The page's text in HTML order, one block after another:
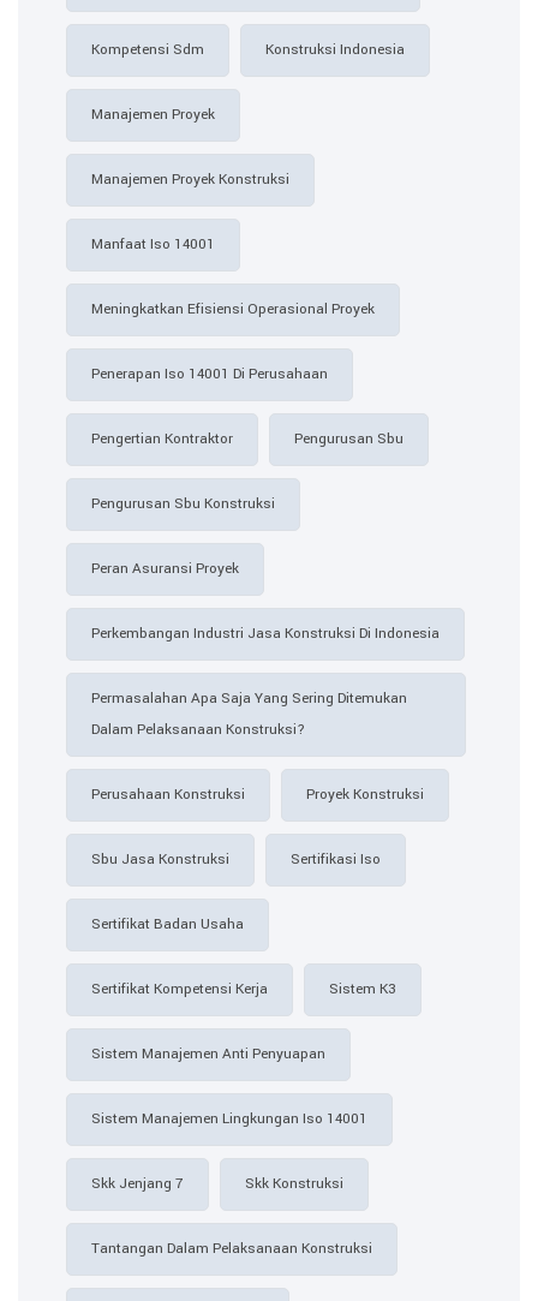
Kompetensi Sdm Konstruksi Indonesia
Manajemen Proyek
Manajemen Proyek Konstruksi
Manfaat Iso 14001
Meningkatkan Efisiensi Operasional Proyek
Penerapan Iso 14001 Di Perusahaan
Pengertian Kontraktor Pengurusan Sbu
Pengurusan Sbu Konstruksi
Peran Asuransi Proyek
Perkembangan Industri Jasa Konstruksi Di Indonesia
Permasalahan Apa Saja Yang Sering Ditemukan
Dalam Pelaksanaan Konstruksi?
Perusahaan Konstruksi Proyek Konstruksi
Sbu Jasa Konstruksi Sertifikasi Iso
Sertifikat Badan Usaha
Sertifikat Kompetensi Kerja Sistem K3
Sistem Manajemen Anti Penyuapan
Sistem Manajemen Lingkungan Iso 14001
Skk Jenjang 7 Skk Konstruksi
Tantangan Dalam Pelaksanaan Konstruksi